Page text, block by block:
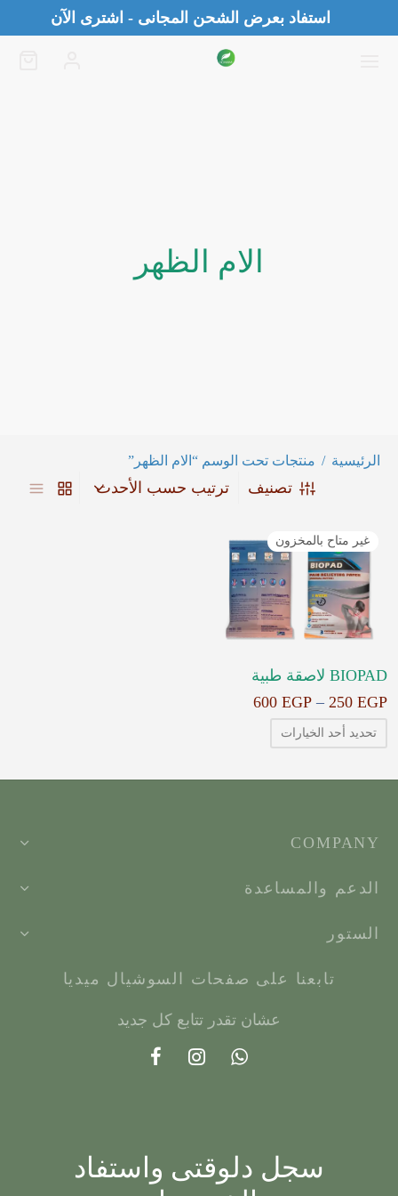
استفاد بعرض الشحن المجانى - اشترى الآن
الام الظهر
الرئيسية / منتجات تحت الوسم “الام الظهر”
تصنيف
غير متاح بالمخزون
BIOPAD لاصقة طبية
250 EGP
–
600 EGP
نطاق
تحديد أحد الخيارات
COMPANY
الدعم والمساعدة
الستور
تابعنا على صفحات السوشيال ميديا
عشان تقدر تتابع كل جديد
سجل دلوقتى واستفاد